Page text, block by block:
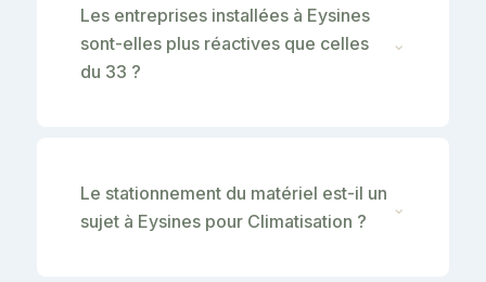
Les entreprises installées à Eysines
sont-elles plus réactives que celles
du 33 ?
⌄
Le stationnement du matériel est-il un
sujet à Eysines pour Climatisation ?
⌄